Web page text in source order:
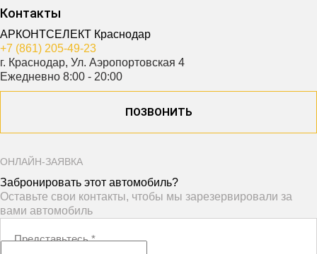
Контакты
АРКОНТСЕЛЕКТ Краснодар
+7 (861) 205-49-23
г. Краснодар, Ул. Аэропортовская 4
Ежедневно 8:00 - 20:00
ПОЗВОНИТЬ
ОНЛАЙН-ЗАЯВКА
Забронировать этот автомобиль?
Оставьте свои контакты, чтобы мы зарезервировали за
вами автомобиль
Представьтесь*